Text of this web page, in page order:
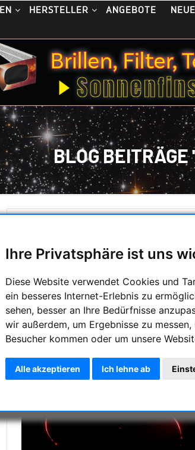
Ihre Privatsphäre ist uns
Diese Website verwendet Cookies und
ein besseres Internet-Erlebnis zu
sehen, besser an Ihre Bedürfnisse
wir außerdem, um Ergebnisse zu
Besucher kommen oder um unsere
Alle akzeptieren Ich lehne ab
HERSTELLER ANGEBOTE
BLOG